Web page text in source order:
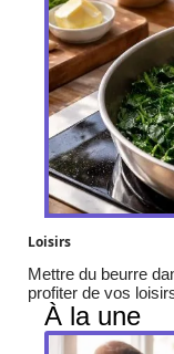
Loisirs
Mettre du beurre
profiter de vos
À la une